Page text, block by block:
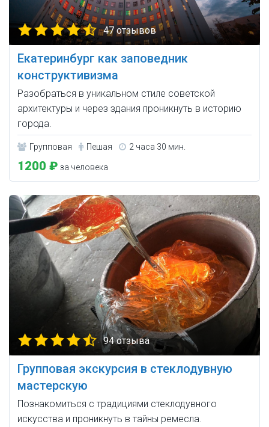
47 отзывов
Екатеринбург как заповедник
конструктивизма
Разобраться в уникальном стиле советской
архитектуры и через здания проникнуть в историю
города.
Групповая Пешая 2 часа 30 мин.
1200 ₽ за человека
94 отзыва
Групповая экскурсия в стеклодувную
мастерскую
Познакомиться с традициями стеклодувного
искусства и проникнуть в тайны ремесла.